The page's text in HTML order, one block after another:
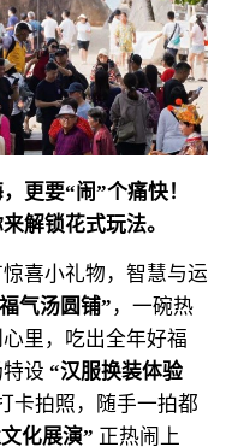
更要“闹”个痛快！
解锁花式玩法。
喜小礼物，智慧与运
气汤圆铺” ，一碗热
里，吃出全年好福
设 “汉服换装体验
卡拍照，随手一拍都
化展演” 正热闹上